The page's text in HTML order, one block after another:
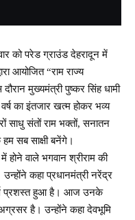
को परेड ग्राउंड देहरादून में
आयोजित “राम राज्य
मुख्यमंत्री पुष्कर सिंह धामी
का इंतजार खत्म होकर भव्य
साधु संतों राम भक्तों, सनातन
सब साक्षी बनेंगे।
होने वाले भगवान श्रीराम की
उन्होंने कहा प्रधानमंत्री नरेंद्र
प्रशस्त हुआ है। आज उनके
है। उन्होंने कहा देवभूमि